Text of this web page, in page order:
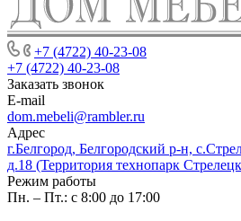
+7 (4722) 40-23-08
+7 (4722) 40-23-08
Заказать звонок
E-mail
dom.mebeli@rambler.ru
Адрес
г.Белгород, Белгородский р-н,
д.18 (Территория технопарк
Режим работы
Пн. – Пт.: с 8:00 до 17:00